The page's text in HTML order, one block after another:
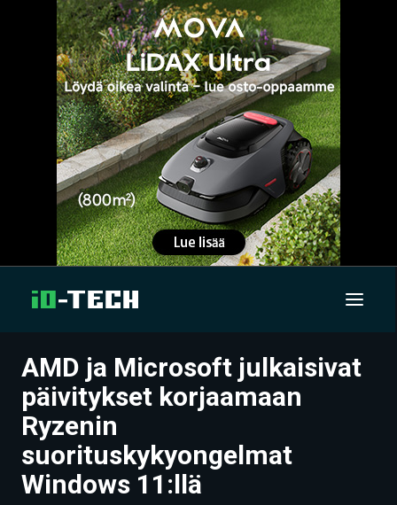
UUTISET
ARTIKKELIT
VIDEOT
TECHBBS
AMD ja Microsoft julkaisivat
päivitykset korjaamaan
Ryzenin
suorituskykyongelmat
Windows 11:llä